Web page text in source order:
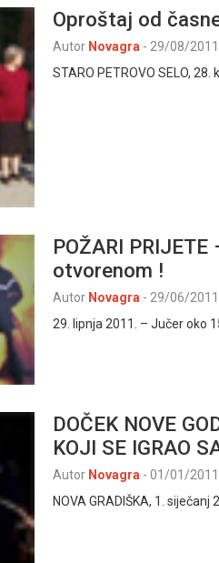
Oproštaj od
Autor Novagra - 29/08/2011
STARO PETROVO SELO,
POŽARI
otvorenom !
Autor Novagra - 29/06/2011
29. lipnja 2011. – Jučer oko
DOČEK NOVE
KOJI SE IGRAO
Autor Novagra - 01/01/2011
NOVA GRADIŠKA, 1.